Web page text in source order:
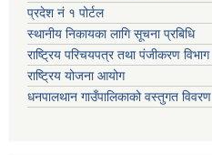
प्रदेश नं १ पोर्टल
स्थानीय निकायका लागि सूचना प्रबिधि
राष्ट्रिय परिचयपत्र तथा पंजीकरण विभाग
राष्ट्रिय योजना आयोग
धनपालथान गाउँपालिकाको वस्तुगत विवरण